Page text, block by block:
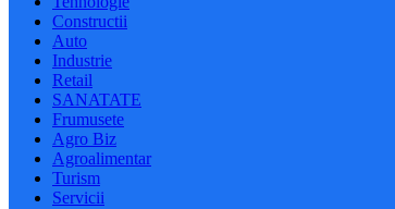
Constructii
Auto
Industrie
Retail
SANATATE
Frumusete
Agro Biz
Agroalimentar
Turism
Servicii